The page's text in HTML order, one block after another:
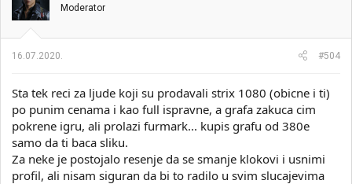
a
n
j
:
Moderator
16.07.2020. #504
Sta tek reci za ljude koji su prodavali strix 1080 (obicne i ti)
po punim cenama i kao full ispravne, a grafa zakuca cim
pokrene igru, ali prolazi furmark... kupis grafu od 380e
samo da ti baca sliku.
Za neke je postojalo resenje da se smanje klokovi i usnimi
profil, ali nisam siguran da bi to radilo u svim slucajevima